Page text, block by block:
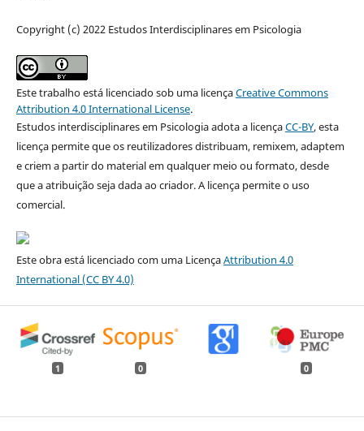
Copyright (c) 2022 Estudos Interdisciplinares em Psicologia
Este trabalho está licenciado sob uma licençaCreative Commons
Attribution 4.0 International License.
Estudos interdisciplinares em Psicologia adota a licençaCC-BY, esta
licença permite que os reutilizadores distribuam, remixem, adaptem
e criem a partir do material em qualquer meio ou formato, desde
que a atribuição seja dada ao criador. A licença permite o uso
comercial.
Este obra está licenciado com uma LicençaAttribution 4.0
International(CC BY 4.0)
1 0 0